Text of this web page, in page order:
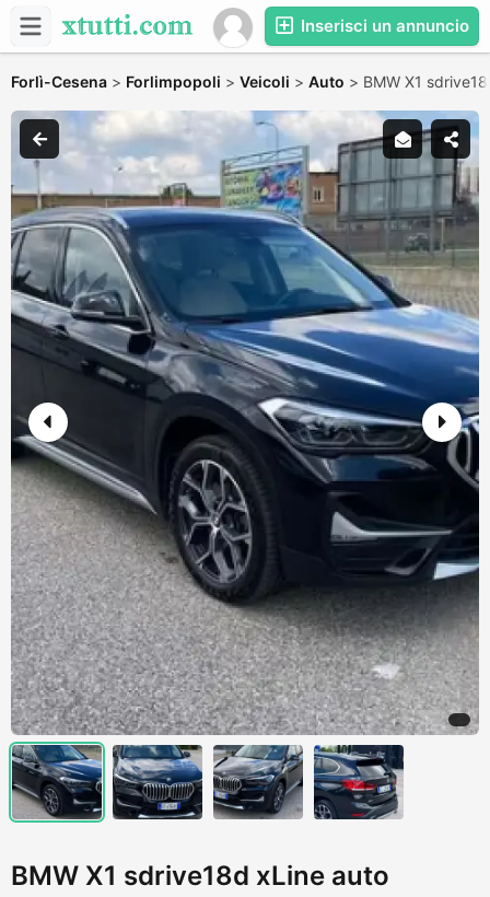
Inserisci un annuncio
Forlì-Cesena > Forlimpopoli > Veicoli > Auto > BMW X1
BMW X1 sdrive18d xLine auto